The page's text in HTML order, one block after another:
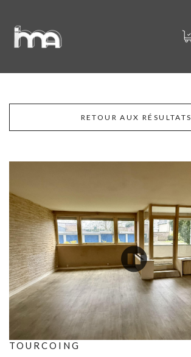
RETOUR AUX RÉSULTATS
TOURCOING